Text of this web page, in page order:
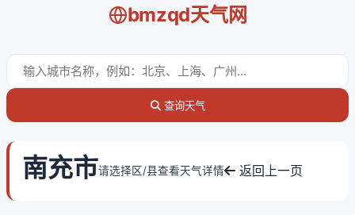
bmzqd天气网
查询天气
南充市请选择区/县查看天气详情 返回上一页